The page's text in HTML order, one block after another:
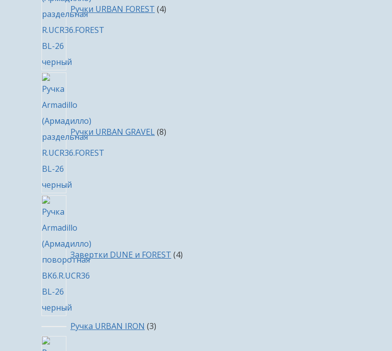
Ручки URBAN FOREST 4
Ручки URBAN GRAVEL 8
Завертки DUNE и FOREST 4
Ручка URBAN IRON 33